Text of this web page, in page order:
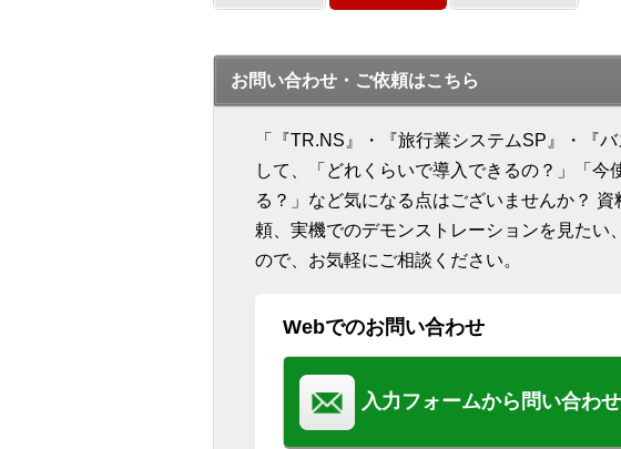
お問い合わせ・ご依頼はこちら
「『TR.NS』・『旅行業システムSP』・『
して、「どれくらいで導入できるの？」「今
る？」など気になる点はございませんか？
頼、実機でのデモンストレーションを見たい
ので、お気軽にご相談ください。
Webでのお問い合わせ
入力フォームから問い合わ